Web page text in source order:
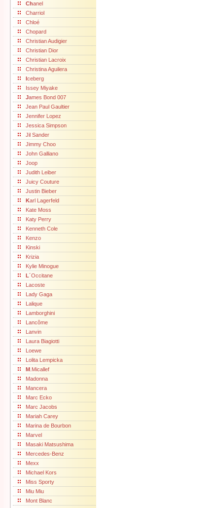
Chanel
Charriol
Chloé
Chopard
Christian Audigier
Christian Dior
Christian Lacroix
Christina Aguilera
Iceberg
Issey Miyake
James Bond 007
Jean Paul Gaultier
Jennifer Lopez
Jessica Simpson
Jil Sander
Jimmy Choo
John Galliano
Joop
Judith Leiber
Juicy Couture
Justin Bieber
Karl Lagerfeld
Kate Moss
Katy Perry
Kenneth Cole
Kenzo
Kinski
Krizia
Kylie Minogue
L´Occitane
Lacoste
Lady Gaga
Lalique
Lamborghini
Lancôme
Lanvin
Laura Biagiotti
Loewe
Lolita Lempicka
M .Micallef
Madonna
Mancera
Marc Ecko
Marc Jacobs
Mariah Carey
Marina de Bourbon
Marvel
Masaki Matsushima
Mercedes-Benz
Mexx
Michael Kors
Miss Sporty
Miu Miu
Mont Blanc